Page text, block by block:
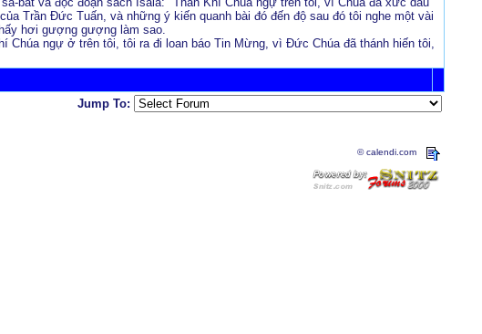
Trần Đức Tuấn, và những ý kiến quanh bài đó đến độ sau đó tôi nghe một vài
hơi gượng gượng làm sao.
ngự ở trên tôi, tôi ra đi loan báo Tin Mừng, vì Đức Chúa đã thánh hiến tôi,
Jump To:
© calendi.com